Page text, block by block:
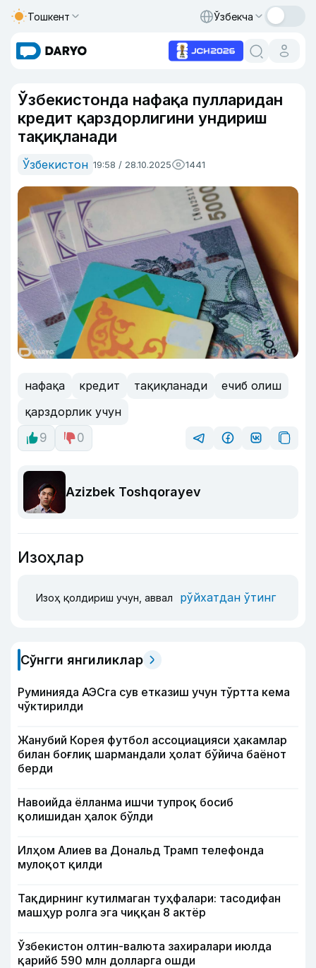
Тошкент Ўзбекча
Ўзбекистонда нафақа пулларидан
кредит қарздорлигини ундириш
тақиқланади
Ўзбекистон 19:58 / 28.10.2025 1441
нафақа кредит тақиқланади
ечиб олиш
қарздорлик учун
9
0
Azizbek Toshqorayev
Изоҳлар
Изоҳ қолдириш учун, аввал рўйхатдан ўтинг
Сўнгги янгиликлар
Руминияда АЭСга сув етказиш учун тўртта кема
чўктирилди
Жанубий Корея футбол ассоциацияси ҳакамлар
билан боғлиқ шармандали ҳолат бўйича баёнот
берди
Навоийда ёлланма ишчи тупроқ босиб
қолишидан ҳалок бўлди
Илҳом Алиев ва Дональд Трамп телефонда
мулоқот қилди
Тақдирнинг кутилмаган туҳфалари: тасодифан
машҳур ролга эга чиққан 8 актёр
Ўзбекистон олтин-валюта захиралари июлда
қарийб 590 млн долларга ошди